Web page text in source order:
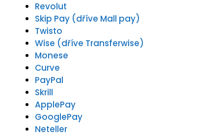
Revolut
Skip Pay (dříve Mall pay)
Twisto
Wise (dříve Transferwise)
Monese
Curve
PayPal
Skrill
ApplePay
GooglePay
Neteller